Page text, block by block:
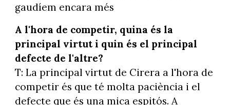
gaudíem encara més
A l'hora de competir, quina és la
principal virtut i quin és el principal
defecte de l'altre?
T: La principal virtut de Cirera a l'hora de
competir és que té molta paciència i el
defecte que és una mica espitós. A